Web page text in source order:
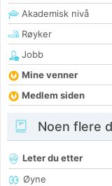
Akademisk nivå
Røyker
Jobb
Mine venner
Medlem siden
Noen flere
Leter du etter
Øyne